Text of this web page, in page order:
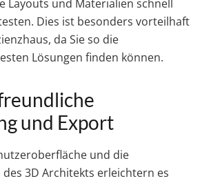
Layouts und Materialien schnell
Dies ist besonders vorteilhaft
da Sie so die
Lösungen finden können.
und Export
und die
3D Architekts erleichtern es